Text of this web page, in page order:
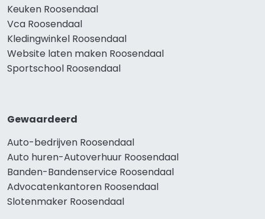
Keuken Roosendaal
Vca Roosendaal
Kledingwinkel Roosendaal
Website laten maken Roosendaal
Sportschool Roosendaal
Gewaardeerd
Auto-bedrijven Roosendaal
Auto huren-Autoverhuur Roosendaal
Banden-Bandenservice Roosendaal
Advocatenkantoren Roosendaal
Slotenmaker Roosendaal